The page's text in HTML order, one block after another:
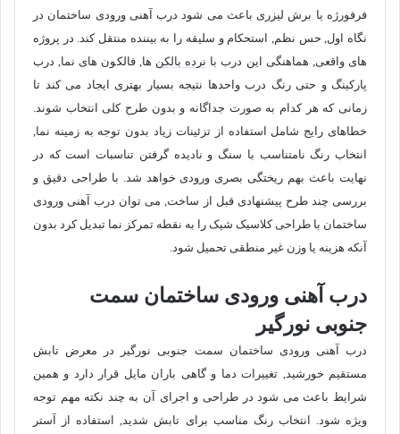
فرفورژه یا برش لیزری باعث می شود درب آهنی ورودی ساختمان در
نگاه اول, حس نظم, استحکام و سلیقه را به بیننده منتقل کند. در پروژه
های واقعی, هماهنگی این درب با نرده بالکن ها, فالکون های نما, درب
پارکینگ و حتی رنگ درب واحدها نتیجه بسیار بهتری ایجاد می کند تا
زمانی که هر کدام به صورت جداگانه و بدون طرح کلی انتخاب شوند.
خطاهای رایج شامل استفاده از تزئینات زیاد بدون توجه به زمینه نما,
انتخاب رنگ نامتناسب با سنگ و نادیده گرفتن تناسبات است که در
نهایت باعث بهم ریختگی بصری ورودی خواهد شد. با طراحی دقیق و
بررسی چند طرح پیشنهادی قبل از ساخت, می توان درب آهنی ورودی
ساختمان با طراحی کلاسیک شیک را به نقطه تمرکز نما تبدیل کرد بدون
آنکه هزینه یا وزن غیر منطقی تحمیل شود.
درب آهنی ورودی ساختمان سمت
جنوبی نورگیر
درب آهنی ورودی ساختمان سمت جنوبی نورگیر در معرض تابش
مستقیم خورشید, تغییرات دما و گاهی باران مایل قرار دارد و همین
شرایط باعث می شود در طراحی و اجرای آن به چند نکته مهم توجه
ویژه شود. انتخاب رنگ مناسب برای تابش شدید, استفاده از آستر